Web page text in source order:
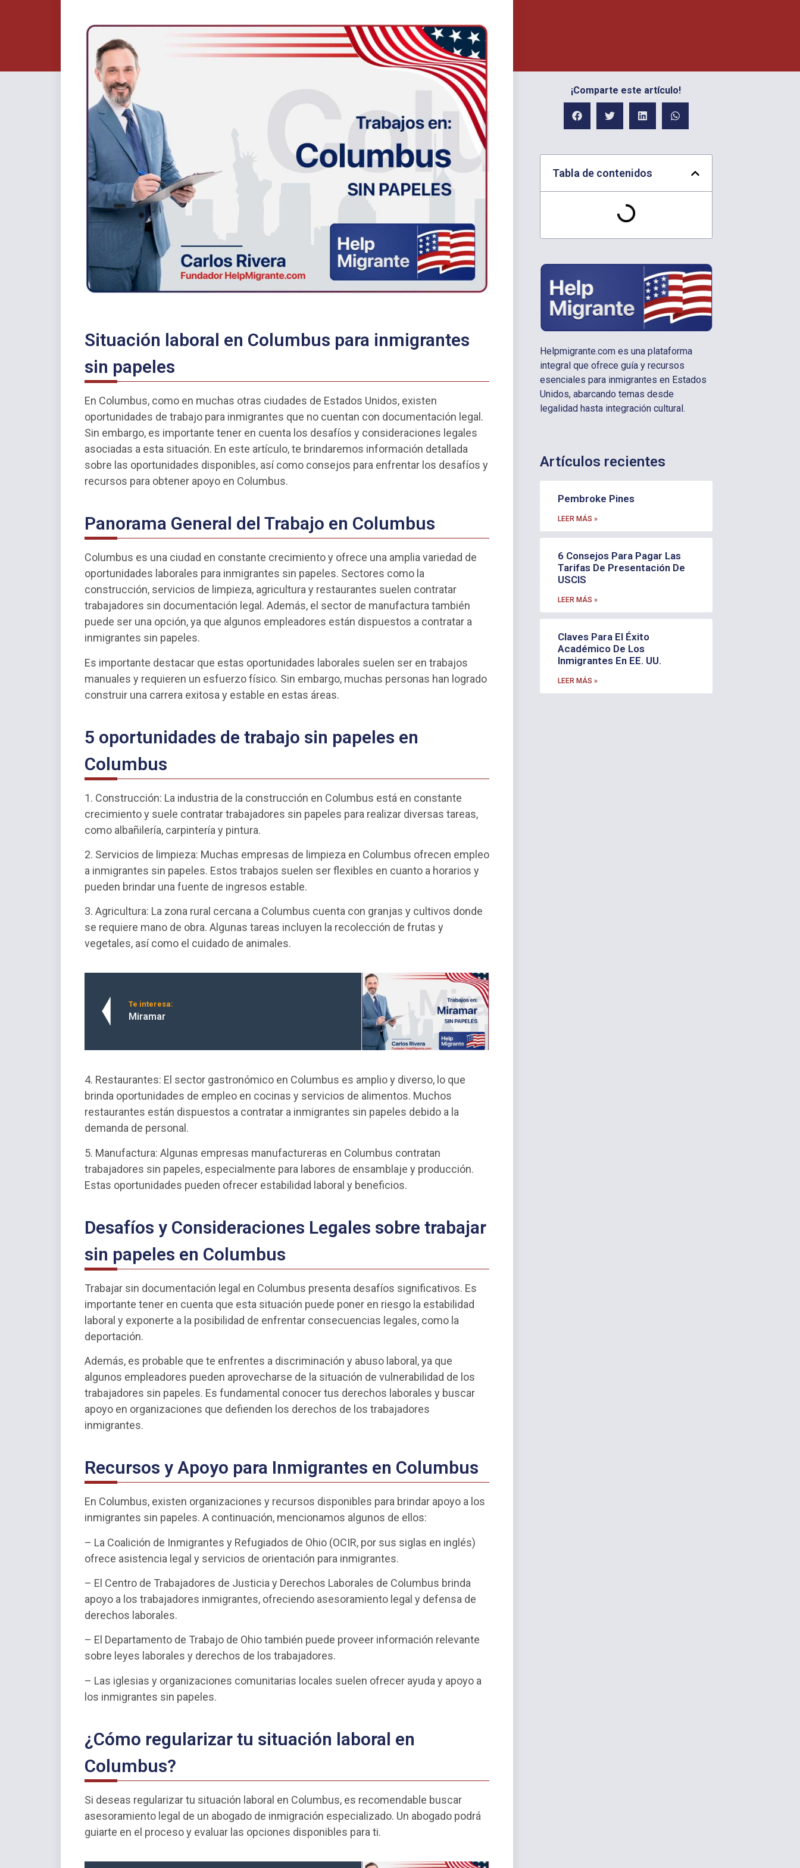
Situación laboral en Columbus para inmigrantes
sin papeles
En Columbus, como en muchas otras ciudades de Estados Unidos, existen
oportunidades de trabajo para inmigrantes que no cuentan con documentación legal.
Sin embargo, es importante tener en cuenta los desafíos y consideraciones legales
asociadas a esta situación. En este artículo, te brindaremos información detallada
sobre las oportunidades disponibles, así como consejos para enfrentar los desafíos y
recursos para obtener apoyo en Columbus.
Panorama General del Trabajo en Columbus
Columbus es una ciudad en constante crecimiento y ofrece una amplia variedad de
oportunidades laborales para inmigrantes sin papeles. Sectores como la
construcción, servicios de limpieza, agricultura y restaurantes suelen contratar
trabajadores sin documentación legal. Además, el sector de manufactura también
puede ser una opción, ya que algunos empleadores están dispuestos a contratar a
inmigrantes sin papeles.
Es importante destacar que estas oportunidades laborales suelen ser en trabajos
manuales y requieren un esfuerzo físico. Sin embargo, muchas personas han logrado
construir una carrera exitosa y estable en estas áreas.
5 oportunidades de trabajo sin papeles en
Columbus
1. Construcción: La industria de la construcción en Columbus está en constante
crecimiento y suele contratar trabajadores sin papeles para realizar diversas tareas,
como albañilería, carpintería y pintura.
2. Servicios de limpieza: Muchas empresas de limpieza en Columbus ofrecen empleo
a inmigrantes sin papeles. Estos trabajos suelen ser flexibles en cuanto a horarios y
pueden brindar una fuente de ingresos estable.
3. Agricultura: La zona rural cercana a Columbus cuenta con granjas y cultivos donde
se requiere mano de obra. Algunas tareas incluyen la recolección de frutas y
vegetales, así como el cuidado de animales.
Te interesa:
Miramar
4. Restaurantes: El sector gastronómico en Columbus es amplio y diverso, lo que
brinda oportunidades de empleo en cocinas y servicios de alimentos. Muchos
restaurantes están dispuestos a contratar a inmigrantes sin papeles debido a la
demanda de personal.
5. Manufactura: Algunas empresas manufactureras en Columbus contratan
trabajadores sin papeles, especialmente para labores de ensamblaje y producción.
Estas oportunidades pueden ofrecer estabilidad laboral y beneficios.
Desafíos y Consideraciones Legales sobre trabajar
sin papeles en Columbus
Trabajar sin documentación legal en Columbus presenta desafíos significativos. Es
importante tener en cuenta que esta situación puede poner en riesgo la estabilidad
laboral y exponerte a la posibilidad de enfrentar consecuencias legales, como la
deportación.
Además, es probable que te enfrentes a discriminación y abuso laboral, ya que
algunos empleadores pueden aprovecharse de la situación de vulnerabilidad de los
trabajadores sin papeles. Es fundamental conocer tus derechos laborales y buscar
apoyo en organizaciones que defienden los derechos de los trabajadores
inmigrantes.
Recursos y Apoyo para Inmigrantes en Columbus
En Columbus, existen organizaciones y recursos disponibles para brindar apoyo a los
inmigrantes sin papeles. A continuación, mencionamos algunos de ellos:
– La Coalición de Inmigrantes y Refugiados de Ohio (OCIR, por sus siglas en inglés)
ofrece asistencia legal y servicios de orientación para inmigrantes.
– El Centro de Trabajadores de Justicia y Derechos Laborales de Columbus brinda
apoyo a los trabajadores inmigrantes, ofreciendo asesoramiento legal y defensa de
derechos laborales.
– El Departamento de Trabajo de Ohio también puede proveer información relevante
sobre leyes laborales y derechos de los trabajadores.
– Las iglesias y organizaciones comunitarias locales suelen ofrecer ayuda y apoyo a
los inmigrantes sin papeles.
¿Cómo regularizar tu situación laboral en
Columbus?
Si deseas regularizar tu situación laboral en Columbus, es recomendable buscar
asesoramiento legal de un abogado de inmigración especializado. Un abogado podrá
guiarte en el proceso y evaluar las opciones disponibles para ti.
¡Comparte este artículo!
Tabla de contenidos
Helpmigrante.com es una plataforma
integral que ofrece guía y recursos
esenciales para inmigrantes en Estados
Unidos, abarcando temas desde
legalidad hasta integración cultural.
Artículos recientes
Pembroke Pines
LEER MÁS »
6 Consejos Para Pagar Las
Tarifas De Presentación De
USCIS
LEER MÁS »
Claves Para El Éxito
Académico De Los
Inmigrantes En EE. UU.
LEER MÁS »